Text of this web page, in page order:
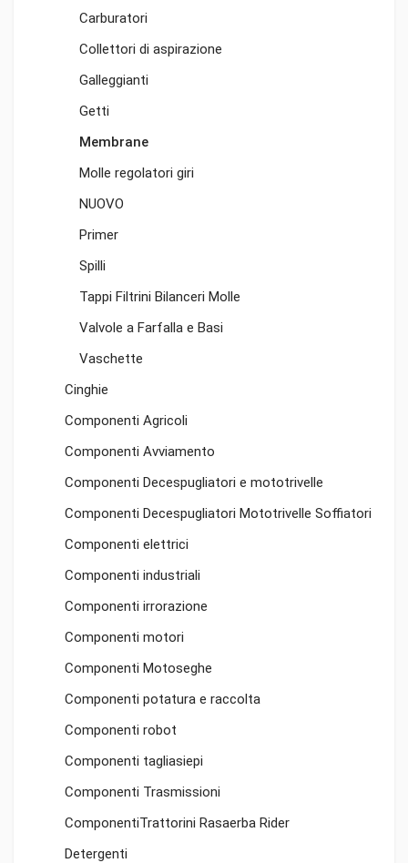
Carburatori
Collettori di aspirazione
Galleggianti
Getti
Membrane
Molle regolatori giri
NUOVO
Primer
Spilli
Tappi Filtrini Bilanceri Molle
Valvole a Farfalla e Basi
Vaschette
Cinghie
Componenti Agricoli
Componenti Avviamento
Componenti Decespugliatori e mototrivelle
Componenti Decespugliatori Mototrivelle Soffiatori
Componenti elettrici
Componenti industriali
Componenti irrorazione
Componenti motori
Componenti Motoseghe
Componenti potatura e raccolta
Componenti robot
Componenti tagliasiepi
Componenti Trasmissioni
ComponentiTrattorini Rasaerba Rider
Detergenti